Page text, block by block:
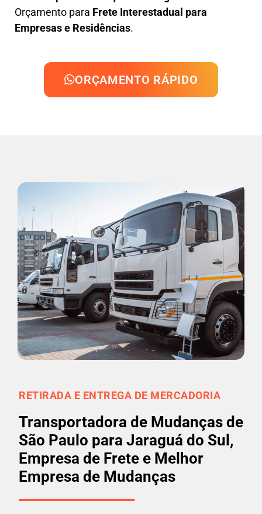
Orçamento para Frete Interestadual para
Empresas e Residências.
ORÇAMENTO RÁPIDO
RETIRADA E ENTREGA DE MERCADORIA
Transportadora de Mudanças de
São Paulo para Jaraguá do Sul,
Empresa de Frete e Melhor
Empresa de Mudanças